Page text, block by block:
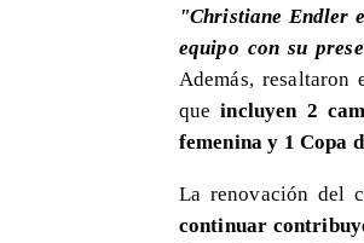
"Christiane Endler
equipo con su
Además, resaltaron
queincluyen 2
femenina y 1 Copa
La renovación del
continuar